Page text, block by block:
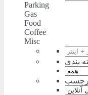
Parking
Gas
Food
Coffee
Misc
بندی